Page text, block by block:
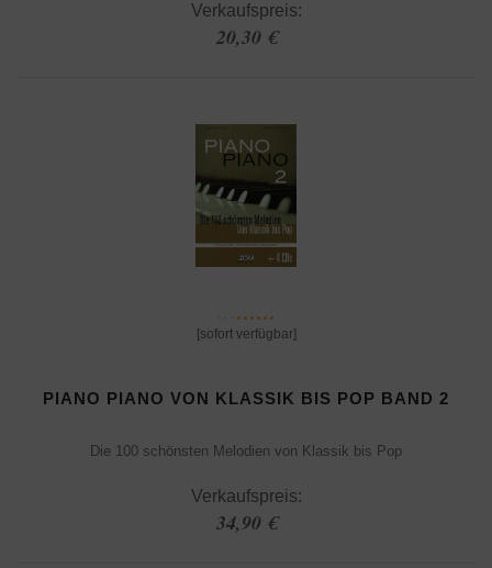
Verkaufspreis:
20,30 €
[sofort verfügbar]
PIANO PIANO VON KLASSIK BIS POP BAND 2
Die 100 schönsten Melodien von Klassik bis Pop
Verkaufspreis:
34,90 €